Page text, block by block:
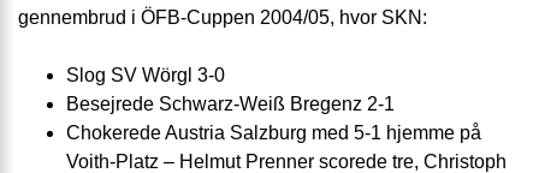
gennembrud i ÖFB-Cuppen 2004/05, hvor SKN:
Slog SV Wörgl 3-0
Besejrede Schwarz-Weiß Bregenz 2-1
Chokerede Austria Salzburg med 5-1 hjemme på
Voith-Platz – Helmut Prenner scorede tre, Christoph